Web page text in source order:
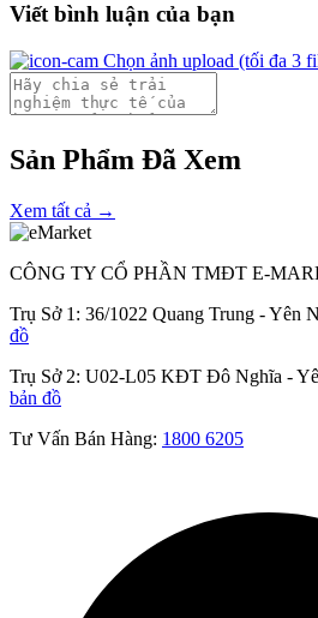
Viết bình luận của bạn
Chọn ảnh upload (tối đa 3
Sản Phẩm Đã Xem
Xem tất cả →
CÔNG TY CỔ PHẦN TMĐT E-
Trụ Sở 1: 36/1022 Quang Trung - Yên
đồ
Trụ Sở 2: U02-L05 KĐT Đô Nghĩa -
bản đồ
Tư Vấn Bán Hàng: 1800 6205